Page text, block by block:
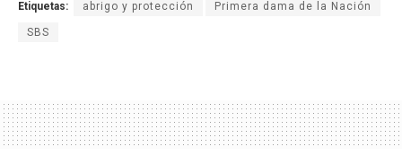
Etiquetas: abrigo y protección Primera dama de la Nación
SBS